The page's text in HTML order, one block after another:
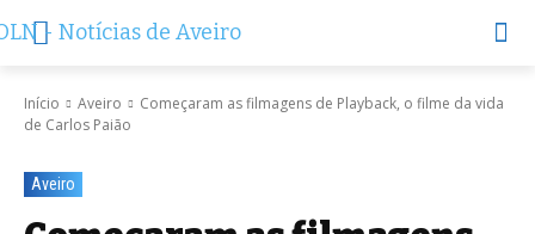
Início Aveiro
Começaram as filmagens de Playback, o filme da vida
de Carlos Paião
Aveiro